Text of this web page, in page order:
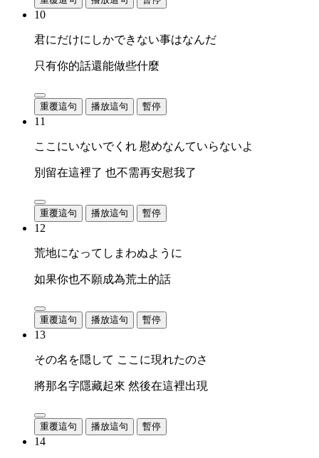
10
君にだけにしかできない事はなんだ
只有你的話還能做些什麼
重覆這句 播放這句 暫停
11
ここにいないでくれ 慰めなんていらないよ
別留在這裡了 也不需再安慰我了
重覆這句 播放這句 暫停
12
荒地になってしまわぬように
如果你也不願成為荒土的話
重覆這句 播放這句 暫停
13
その名を隠して ここに現れたのさ
將那名字隱藏起來 然後在這裡出現
重覆這句 播放這句 暫停
14